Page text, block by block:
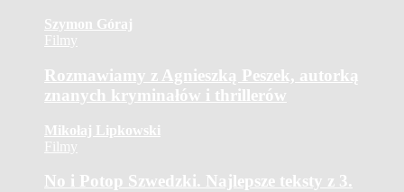
Szymon Góraj
Filmy
Rozmawiamy z Agnieszką Peszek, autorką
znanych kryminałów i thrillerów
Mikołaj Lipkowski
Filmy
No i Potop Szwedzki. Najlepsze teksty z 3.